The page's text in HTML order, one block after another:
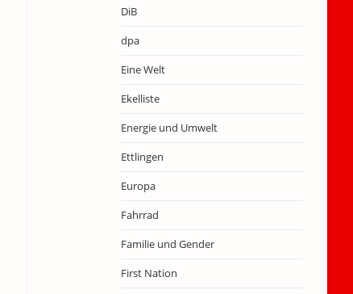
DiB
dpa
Eine Welt
Ekelliste
Energie und Umwelt
Ettlingen
Europa
Fahrrad
Familie und Gender
First Nation